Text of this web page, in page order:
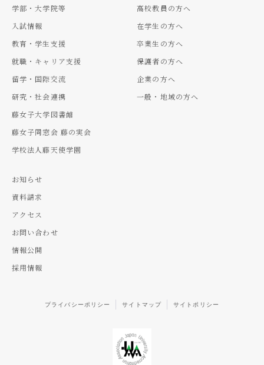
学部・大学院等
入試情報
教育・学生支援
就職・キャリア支援
留学・国際交流
研究・社会連携
藤女子大学図書館
藤女子同窓会 藤の実会
学校法人藤天使学園
高校教員の方へ
在学生の方へ
卒業生の方へ
保護者の方へ
企業の方へ
一般・地域の方へ
お知らせ
資料請求
アクセス
お問い合わせ
情報公開
採用情報
プライバシーポリシー サイトマップ サイトポリシー